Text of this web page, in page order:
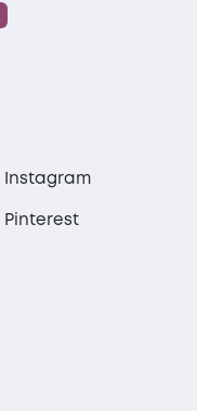
Instagram
Pinterest